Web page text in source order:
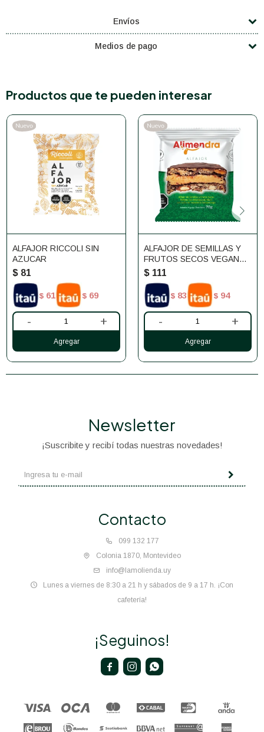
Envíos
Medios de pago
Productos que te pueden interesar
ALFAJOR RICCOLI SIN
AZUCAR
$ 81
$ 61 $ 69
- +
ALFAJOR DE SEMILLAS Y
FRUTOS SECOS VEGANO
ALIMENDRA
$ 111
$ 83 $ 94
- +
Contacto
099 132 177
Colonia 1870, Montevideo
info@lamolienda.uy
Lunes a viernes de 8:30 a 21 h y sábados de 9 a 17 h. ¡Con
cafetería!
Newsletter
¡Suscribite y recibí todas nuestras novedades!
¡Seguinos!
  